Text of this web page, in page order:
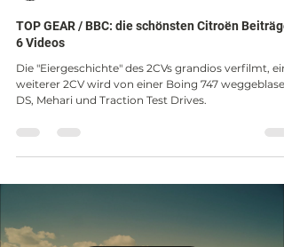
TOP GEAR / BBC: die schönsten Citroën
6 Videos
Die "Eiergeschichte" des 2CVs grandios verfilmt, ein
weiterer 2CV wird von einer Boing 747
DS, Mehari und Traction Test Drives.